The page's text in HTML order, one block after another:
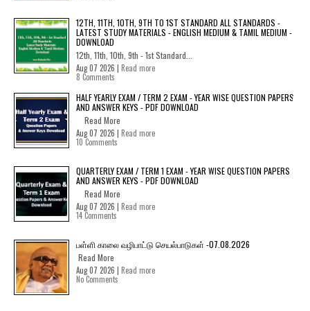
12TH, 11TH, 10TH, 9TH TO 1ST STANDARD ALL STANDARDS -
LATEST STUDY MATERIALS - ENGLISH MEDIUM & TAMIL MEDIUM -
DOWNLOAD
12th, 11th, 10th, 9th - 1st Standard...
Aug 07 2026 | Read more
8 Comments
HALF YEARLY EXAM / TERM 2 EXAM - YEAR WISE QUESTION PAPERS
AND ANSWER KEYS - PDF DOWNLOAD
Read More
Aug 07 2026 | Read more
10 Comments
QUARTERLY EXAM / TERM 1 EXAM - YEAR WISE QUESTION PAPERS
AND ANSWER KEYS - PDF DOWNLOAD
Read More
Aug 07 2026 | Read more
14 Comments
பள்ளி காலை வழிபாட்டு செயல்பாடுகள் -07.08.2026
Read More
Aug 07 2026 | Read more
No Comments